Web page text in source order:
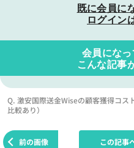
既に会員に
ログイン
会員にな
こんな記事
Q. 激安国際送金Wiseの顧客獲得コス
比較あり）
前の画像 この記事